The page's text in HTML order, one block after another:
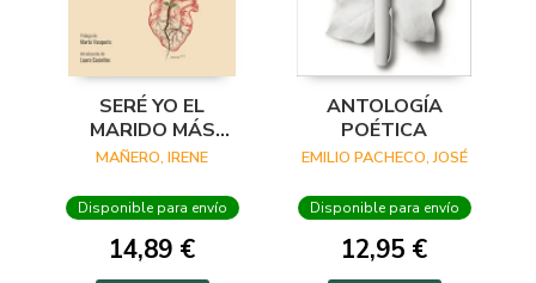
SERÉ YO EL
MARIDO MÁS
BELLO
MAÑERO, IRENE
Disponible para envío
14,89 €
ANTOLOGÍA
POÉTICA
EMILIO PACHECO, JOSÉ
Disponible para envío
12,95 €